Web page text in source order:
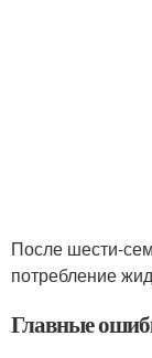
После шести-
потребление
Главные